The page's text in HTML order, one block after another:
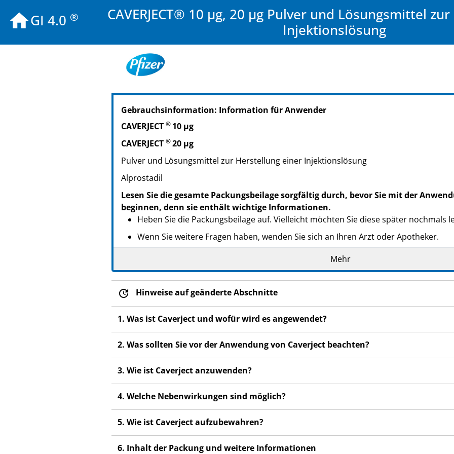
GI 4.0 ®
CAVERJECT® 10 µg, 20 µg Pulver und Lösungsmittel
Injektionslösung
PZN: 07692478
PPN: 110769247874
Gebrauchsinformation: Information für Anwender
CAVERJECT ® 10 µg
CAVERJECT ®20 µg
Pulver und Lösungsmittel zur Herstellung einer Injektionslösung
Alprostadil
Lesen Sie die gesamte Packungsbeilage sorgfältig durch, bevor Sie mit der
beginnen, denn sie enthält wichtige Informationen.
Heben Sie die Packungsbeilage auf. Vielleicht möchten Sie diese später nochmals
Wenn Sie weitere Fragen haben, wenden Sie sich an Ihren Arzt oder Apotheker.
Dieses Arzneimittel wurde Ihnen persönlich verschrieben. Geben Sie es nicht an
anderen Menschen schaden, auch wenn diese die gleichen Beschwerden haben wie
Wenn Sie Nebenwirkungen bemerken, wenden Sie sich an Ihren Arzt oder
Nebenwirkungen, die nicht in dieser Packungsbeilage angegeben sind.
Mehr
Hinweise auf geänderte Abschnitte
1. Was ist Caverject und wofür wird es angewendet?
2. Was sollten Sie vor der Anwendung von Caverject beachten?
3. Wie ist Caverject anzuwenden?
4. Welche Nebenwirkungen sind möglich?
5. Wie ist Caverject aufzubewahren?
6. Inhalt der Packung und weitere Informationen